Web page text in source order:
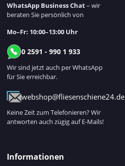
WhatsApp Business Chat– wir
beraten Sie persönlich von
Mo–Fr: 10:00–13:00 Uhr
0 2591 - 990 1 933
Wir sind jetzt auch per WhatsApp
für Sie erreichbar.
webshop@fliesenschiene24.de
Keine Zeit zum Telefonieren? Wir
antworten auch zügig auf E-Mails!
Informationen